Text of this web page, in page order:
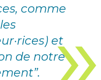
comme
et
de notre